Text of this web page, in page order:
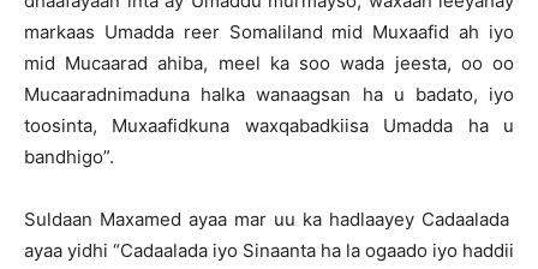
markaas Umadda reer Somaliland mid Muxaafid ah iyo
mid Mucaarad ahiba, meel ka soo wada jeesta, oo oo
Mucaaradnimaduna halka wanaagsan ha u badato, iyo
toosinta, Muxaafidkuna waxqabadkiisa Umadda ha u
bandhigo”.
Suldaan Maxamed ayaa mar uu ka hadlaayey Cadaalada
ayaa yidhi “Cadaalada iyo Sinaanta ha la ogaado iyo haddii